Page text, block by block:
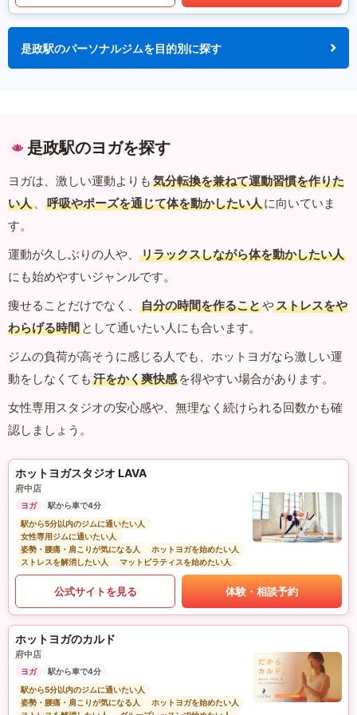
是政駅のパーソナルジムを目的別に探す
是政駅のヨガを探す
ヨガは、激しい運動よりも 気分転換を兼ねて運動習慣を作りた
い人 、 呼吸やポーズを通じて体を動かしたい人に向いていま
す。
運動が久しぶりの人や、
リラックスしながら体を動かしたい人
にも始めやすいジャンルです。
痩せることだけでなく、
自分の時間を作ることやストレスをや
わらげる時間 として通いたい人にも合います。
ジムの負荷が高そうに感じる人でも、ホットヨガなら激しい運
動をしなくても 汗をかく爽快感 を得やすい場合があります。
女性専用スタジオの安心感や、無理なく続けられる回数かも確
認しましょう。
ホットヨガスタジオ LAVA
府中店
ヨガ
駅から車で4分
駅から5分以内のジムに通いたい人
女性専用ジムに通いたい人
姿勢・腰痛・肩こりが気になる人
ホットヨガを始めたい人
ストレスを解消したい人
マットピラティスを始めたい人
公式サイトを見る 体験・相談予約
ホットヨガのカルド
府中店
ヨガ
駅から車で4分
駅から5分以内のジムに通いたい人
姿勢・腰痛・肩こりが気になる人
ホットヨガを始めたい人